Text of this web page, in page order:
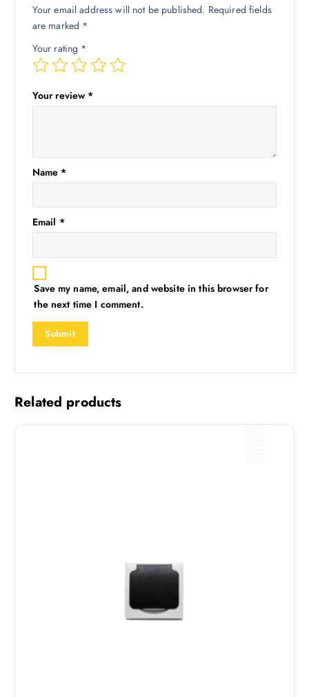
Your email address will not be published. Required fields
are marked *
Your rating *
Your review *
Name *
Email *
Save my name, email, and website in this browser for
the next time I comment.
Related products